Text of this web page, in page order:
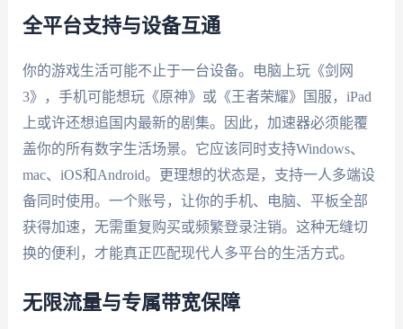
全平台支持与设备互通
你的游戏生活可能不止于一台设备。电脑上玩《剑网
3》，手机可能想玩《原神》或《王者荣耀》国服，iPad
上或许还想追国内最新的剧集。因此，加速器必须能覆
盖你的所有数字生活场景。它应该同时支持Windows、
mac、iOS和Android。更理想的状态是，支持一人多端设
备同时使用。一个账号，让你的手机、电脑、平板全部
获得加速，无需重复购买或频繁登录注销。这种无缝切
换的便利，才能真正匹配现代人多平台的生活方式。
无限流量与专属带宽保障